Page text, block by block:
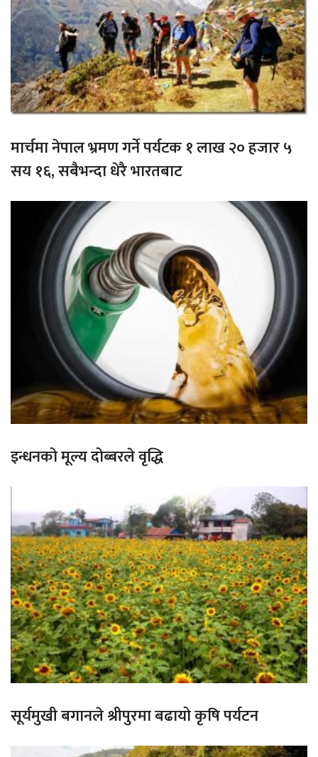
मार्चमा नेपाल भ्रमण गर्ने पर्यटक १ लाख २० हजार ५
सय १६, सबैभन्दा धेरै भारतबाट
इन्धनको मूल्य दोब्बरले वृद्धि
सूर्यमुखी बगानले श्रीपुरमा बढायो कृषि पर्यटन